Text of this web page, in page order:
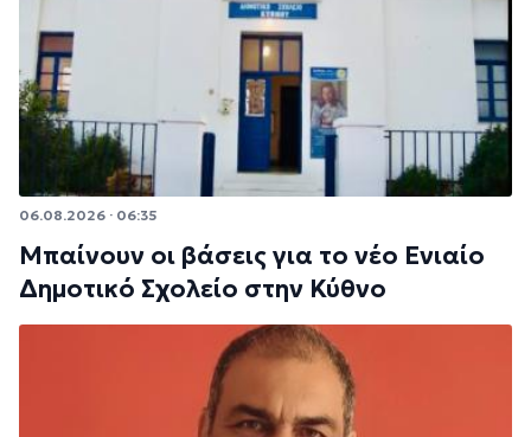
06.08.2026 · 06:35
Μπαίνουν οι βάσεις για το νέο Ενιαίο
Δημοτικό Σχολείο στην Κύθνο